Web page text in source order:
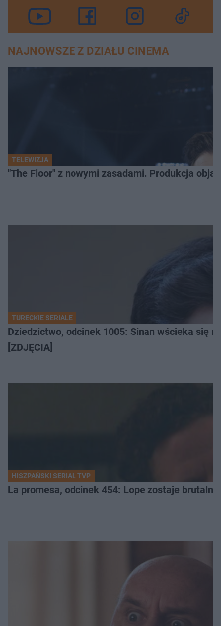
NAJNOWSZE Z DZIAŁU CINEMA
TELEWIZJA
"The Floor" z nowymi zasadami. Produkcja
TURECKIE SERIALE
Dziedzictwo, odcinek 1005: Sinan wścieka się
[ZDJĘCIA]
HISZPAŃSKI SERIAL TVP
La promesa, odcinek 454: Lope zostaje